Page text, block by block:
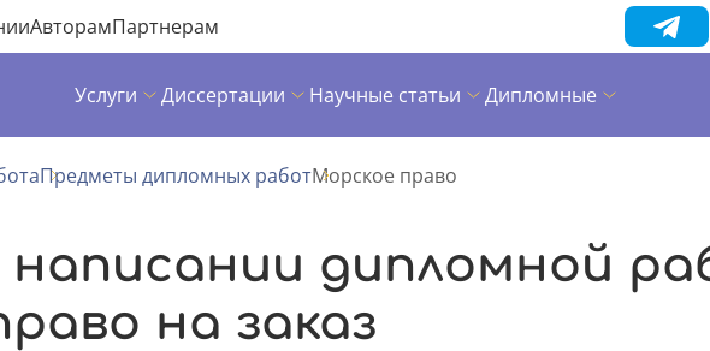
АвторамПартнерам
Услуги Диссертации Научные статьи Дипломные
Предметы дипломных работМорское право
дипломной
на заказ